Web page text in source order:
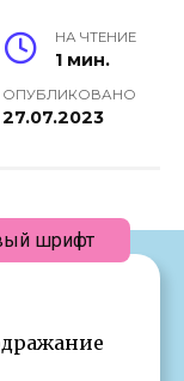
НА ЧТЕНИЕ
1 мин.
ОПУБЛИКОВАНО
27.07.2023
шрифт